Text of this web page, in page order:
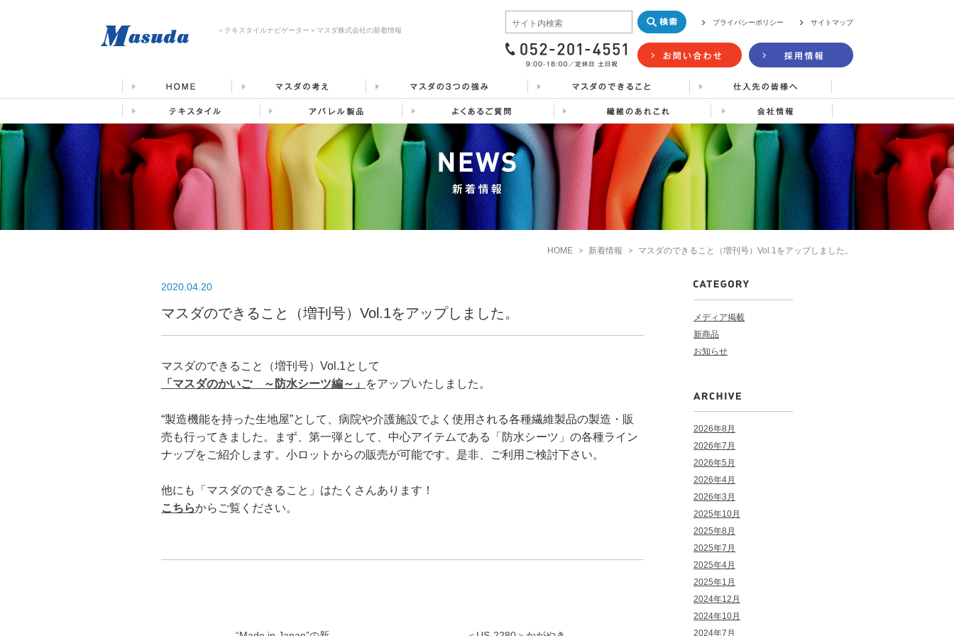
＜テキスタイルナビゲーター＞マスダ株式会社の新着情報
プライバシーポリシー サイトマップ
HOME 新着情報 マスダのできること（増刊号）Vol.1をアップしました。
2020.04.20
マスダのできること（増刊号）Vol.1をアップしました。
マスダのできること（増刊号）Vol.1として
「マスダのかいご ～防水シーツ編～」
をアップいたしました。
“製造機能を持った生地屋”として、病院や介護施設でよく使用される各種繊維製品の製造・販
売も行ってきました。まず、第一弾として、中心アイテムである「防水シーツ」の各種ライン
ナップをご紹介します。小ロットからの販売が可能です。是非、ご利用ご検討下さい。
他にも「マスダのできること」はたくさんあります！
こちらからご覧ください。
メディア掲載
新商品
お知らせ
2026年8月
2026年7月
2026年5月
2026年4月
2026年3月
2025年10月
2025年8月
2025年7月
2025年4月
2025年1月
2024年12月
2024年10月
2024年7月